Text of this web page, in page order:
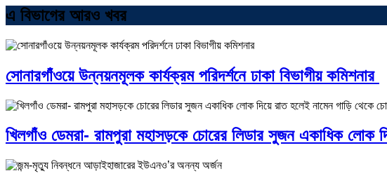
এ বিভাগের আরও খবর
সোনারগাঁওয়ে উন্নয়নমূলক কার্যক্রম পরিদর্শনে ঢাকা বিভাগীয় কমিশনার
খিলগাঁও ডেমরা- রামপুরা মহাসড়কে চোরের লিডার সুজন একাধিক লোক